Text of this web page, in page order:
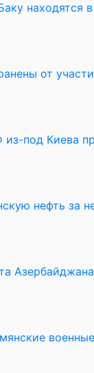
находятся
от
под Киева
нефть за